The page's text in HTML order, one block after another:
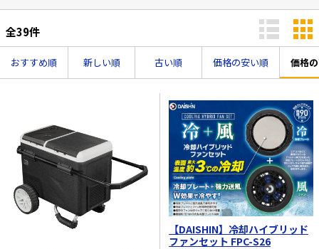
光ファイバー・融着接続機関連
LANケーブル・コネクタ・関連資材/機器
エアコン・換気扇・空調資材
太陽光発電ケーブル・コネクタ・関連資
材/機器
電源ケーブル／コネクタ／分電盤／ブレ
ーカ
照明・照明器具
LAN配線工事
電気配管工事
太陽光発電工事
ホテル・病院向け
全39件
おすすめ順 新しい順 古い順 価格の安い順 価格
【DAISHIN】冷却ハイブリッド
ファンセット FPC-S26